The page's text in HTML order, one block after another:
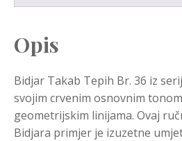
Opis
Bidjar Takab Tepih Br. 36 iz
svojim crvenim osnovnim
geometrijskim linijama. Ovaj
Bidjara primjer je izuzetne